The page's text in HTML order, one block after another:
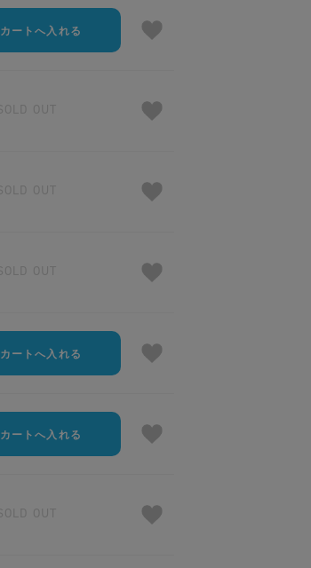
カートへ入れる
カートへ入れる
カートへ入れる